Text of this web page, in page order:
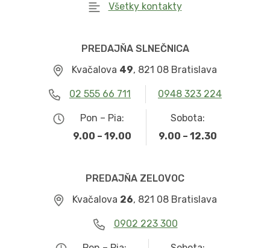
Všetky kontakty
PREDAJŇA SLNEČNICA
Kvačalova 49, 821 08 Bratislava
02 555 66 711 0948 323 224
Pon – Pia:
9.00 – 19.00
Sobota:
9.00 – 12.30
PREDAJŇA ZELOVOC
Kvačalova 26, 821 08 Bratislava
0902 223 300